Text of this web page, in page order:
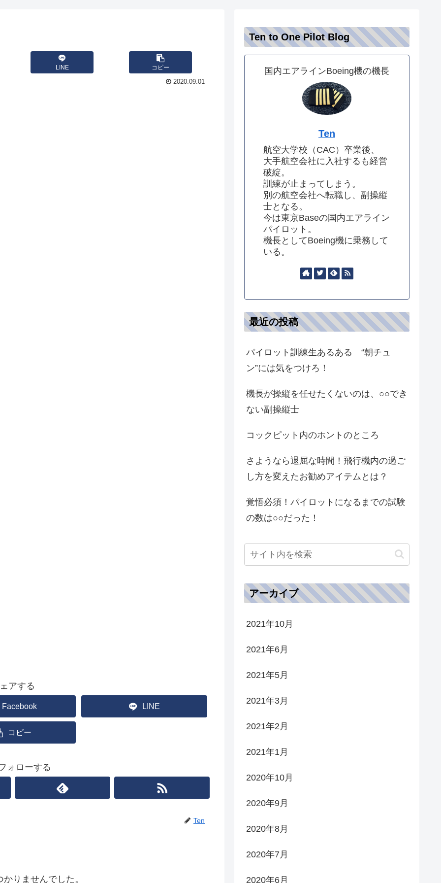
LINE コピー
2020.09.01
アする
Facebook LINE
コピー
ォローする
Ten
りませんでした。
Ten to One Pilot Blog
国内エアラインBoeing機の機長
Ten
航空大学校（CAC）卒業後、
大手航空会社に入社するも経営
破綻。
訓練が止まってしまう。
別の航空会社へ転職し、副操縦
士となる。
今は東京Baseの国内エアライン
パイロット。
機長としてBoeing機に乗務して
いる。
最近の投稿
パイロット訓練生あるある “朝チュ
ン”には気をつけろ！
機長が操縦を任せたくないのは、○○でき
ない副操縦士
コックピット内のホントのところ
さようなら退屈な時間！飛行機内の過ご
し方を変えたお勧めアイテムとは？
覚悟必須！パイロットになるまでの試験
の数は○○だった！
アーカイブ
2021年10月
2021年6月
2021年5月
2021年3月
2021年2月
2021年1月
2020年10月
2020年9月
2020年8月
2020年7月
2020年6月